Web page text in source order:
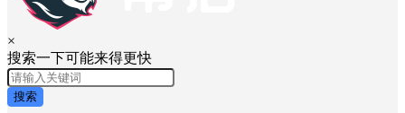
×
搜索一下可能来得更快
搜索